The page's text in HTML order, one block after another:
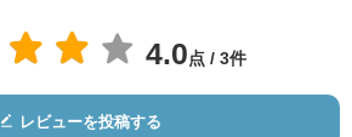
R・リー・アーメイ
4.0点 / 3件
レビューを投稿する